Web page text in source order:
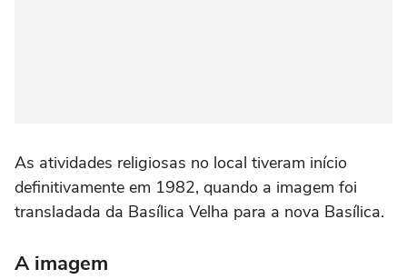
As atividades religiosas no local tiveram início
definitivamente em 1982, quando a imagem foi
transladada da Basílica Velha para a nova Basílica.
A imagem